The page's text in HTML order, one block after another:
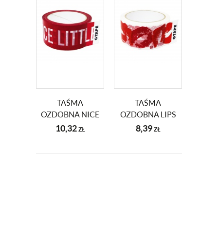
TAŚMA
OZDOBNA NICE
(48 X 66Y) 1 SZT.
10,32 ZŁ
TAŚMA
OZDOBNA LIPS
(48 X 66Y) 1 SZT.
8,39 ZŁ